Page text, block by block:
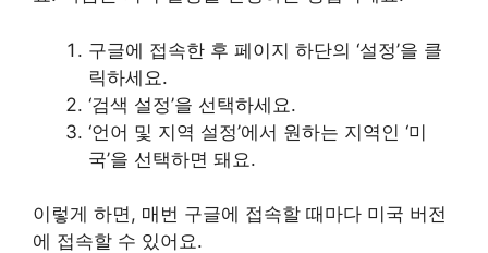
구글에 접속한 후 페이지 하단의 ‘설정’을 클
릭하세요.
‘검색 설정’을 선택하세요.
‘언어 및 지역 설정’에서 원하는 지역인 ‘미
국’을 선택하면 돼요.
이렇게 하면, 매번 구글에 접속할 때마다 미국 버전
에 접속할 수 있어요.